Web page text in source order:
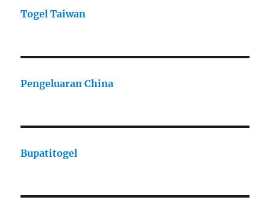
Togel Taiwan
Pengeluaran China
Bupatitogel